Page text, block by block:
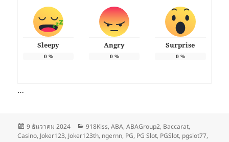
Sleepy
0%
Angry
0%
Surprise
0%
…
เขียน
เมื่อ
9 ธันวาคม 2024
หมวด
หมู่
918Kiss,ABA,ABAGroup2, Baccarat,
Casino, Joker123, Joker123th, ngernn, PG, PG Slot, PGSlot, pgslot77,